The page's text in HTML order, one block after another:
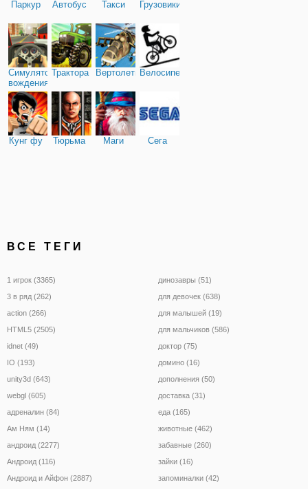
Паркур Автобус Такси Грузовики
Симулятор
вождения
Трактора ВертолетыВелосипед
Кунг фу Тюрьма Маги Сега
ВСЕ ТЕГИ
1 игрок (3365)
3 в ряд (262)
action (266)
HTML5 (2505)
idnet (49)
IO (193)
unity3d (643)
webgl (605)
адреналин (84)
Ам Ням (14)
андроид (2277)
Андроид (116)
Андроид и Айфон (2887)
динозавры (51)
для девочек (638)
для малышей (19)
для мальчиков (586)
доктор (75)
домино (16)
дополнения (50)
доставка (31)
еда (165)
животные (462)
забавные (260)
зайки (16)
запоминалки (42)